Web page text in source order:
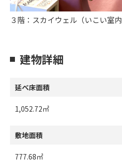
３階：スカイウェル（いこい室内
建物詳細
延べ床面積
1,052.72㎡
敷地面積
777.68㎡